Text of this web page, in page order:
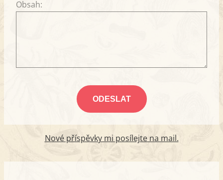
Obsah:
Nové příspěvky mi posílejte na mail.